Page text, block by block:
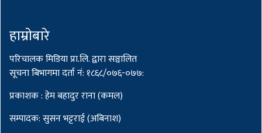
हाम्राेबारे
परिचालक मिडिया प्रा.लि. द्वारा सञ्चालित
सूचना बिभागमा दर्ता नं: १८६८/०७६-०७७:
प्रकाशक : हेम बहादुर राना (कमल)
सम्पादक: सुसन भट्टराई (अबिनाश)